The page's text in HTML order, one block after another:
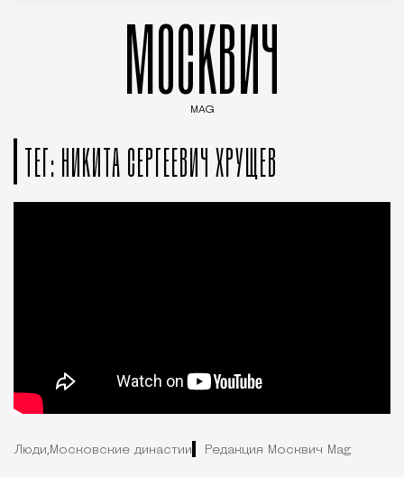
МОСКВИЧ
MAG
ТЕГ: НИКИТА СЕРГЕЕВИЧ ХРУЩЕВ
Люди, Московские династии Редакция Москвич Mag